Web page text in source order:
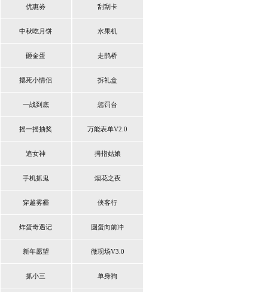
优惠劵 刮刮卡
中秋吃月饼 水果机
砸金蛋 走鹊桥
摁死小情侣 拆礼盒
一战到底 惩罚台
摇一摇抽奖 万能表单V2.0
追女神 拇指姑娘
手机抓鬼 烟花之夜
穿越雾霾 侠客行
炸蛋奇遇记 圆蛋向前冲
新年愿望 微现场V3.0
抓小三 单身狗